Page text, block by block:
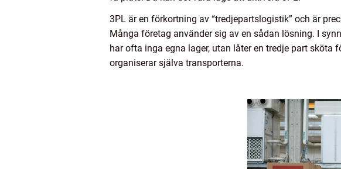
3PL är en förkortning av “tredjepartslogistik” och är
Många företag använder sig av en sådan lösning. I
har ofta inga egna lager, utan låter en tredje part sköta
organiserar själva transporterna.